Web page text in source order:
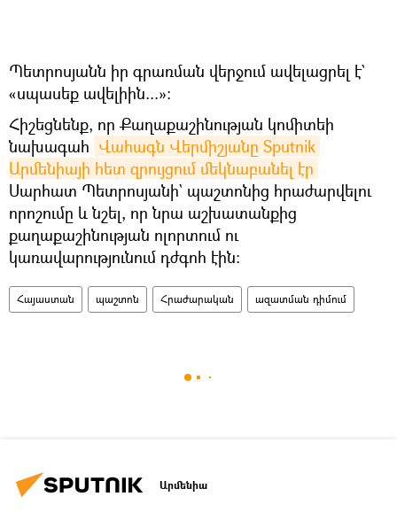
Պետրոսյանն իր գրառման վերջում ավելացրել է`
«սպասեք ավելիին...»։
Հիշեցնենք, որ Քաղաքաշինության կոմիտեի
նախագահ Վահագն Վերմիշյանը Sputnik
Արմենիայի հետ զրույցում մեկնաբանել էր
Սարհատ Պետրոսյանի` պաշտոնից հրաժարվելու
որոշումը և նշել, որ նրա աշխատանքից
քաղաքաշինության ոլորտում ու
կառավարությունում դժգոհ էին։
Հայաստան պաշտոն Հրաժարական ազատման դիմում
Արմենիա